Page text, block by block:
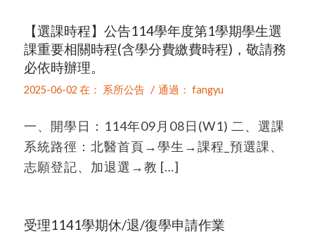
【選課時程】公告114學年度第1學期學生選
課重要相關時程(含學分費繳費時程)，敬請務
必依時辦理。
2025-06-02 在： 系所公告 / 通過： fangyu
一、開學日：114年09月08日(W1) 二、選課
系統路徑：北醫首頁→學生→課程_預選課、
志願登記、加退選→教 […]
受理1141學期休/退/復學申請作業